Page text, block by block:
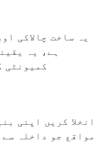
یہ ساخت چالاکی
ہے، یہ
کمیونٹی
انخلا کریں اپنی
مواقع جو داخلہ